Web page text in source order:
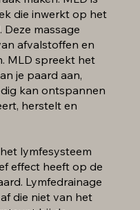
die inwerkt op het
massage
afvalstoffen en
MLD spreekt het
je paard aan,
kan ontspannen
herstelt en
lymfesysteem
effect heeft op de
Lymfedrainage
die niet van het